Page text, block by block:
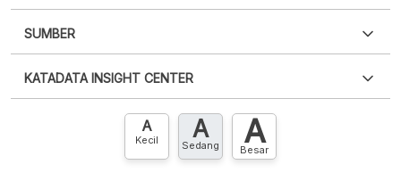
XLS
SUMBER
punya akun?Silakan Daftar sekarang
KATADATA INSIGHT CENTER
Hubungi sekarang »
A
Kecil A
Sedang A
Besar